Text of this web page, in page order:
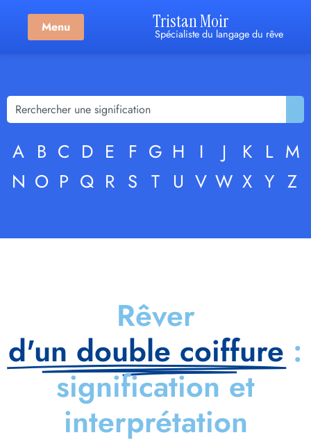
Menu Tristan Moir
Spécialiste du langage du rêve
A B C D E F G H I J K L M
N O P Q R S T U V W X Y Z
Rêver
d'un double coiffure :
signification et
interprétation